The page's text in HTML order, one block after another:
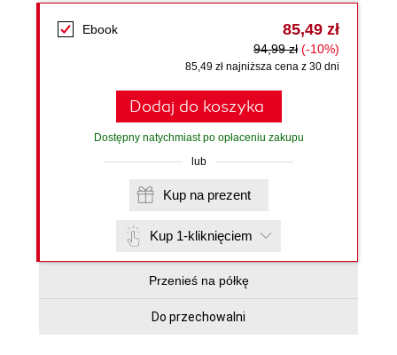
Ebook 85,49 zł
94,99 zł (-10%)
85,49 zł najniższa cena z 30 dni
Dodaj do koszyka
Dostępny natychmiast po opłaceniu zakupu
lub
Kup na prezent
Kup 1-kliknięciem
Przenieś na półkę
Do przechowalni